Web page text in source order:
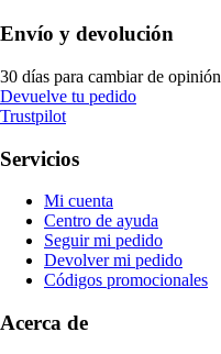
Envío y devolución
30 días para cambiar de opinión
Devuelve tu pedido
Trustpilot
Servicios
Mi cuenta
Centro de ayuda
Seguir mi pedido
Devolver mi pedido
Códigos promocionales
Acerca de